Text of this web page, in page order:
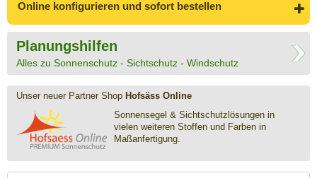
Online konfigurieren und sofort bestellen
Planungshilfen
Alles zu Sonnenschutz - Sichtschutz - Windschutz
Unser neuer Partner Shop Hofsäss Online
Sonnensegel & Sichtschutz­lösungen in
vielen weiteren Stoffen und Farben in
Maßanfertigung.